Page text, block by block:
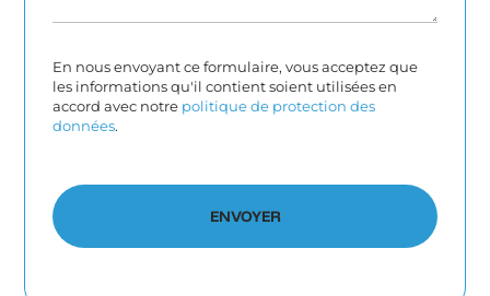
En nous envoyant ce formulaire, vous acceptez que
les informations qu'il contient soient utilisées en
accord avec notre politique de protection des
données.